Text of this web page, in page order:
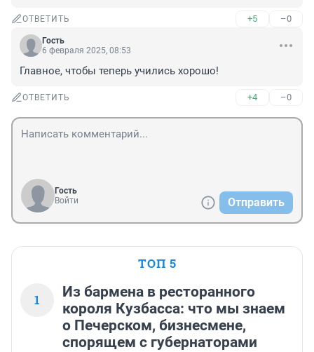
ОТВЕТИТЬ +5 –0
Гость
6 февраля 2025, 08:53
Главное, чтобы теперь учились хорошо!
ОТВЕТИТЬ +4 –0
Гость
Войти
Отправить
ТОП 5
1
Из бармена в ресторанного
короля Кузбасса: что мы знаем
о Печерском, бизнесмене,
спорящем с губернаторами